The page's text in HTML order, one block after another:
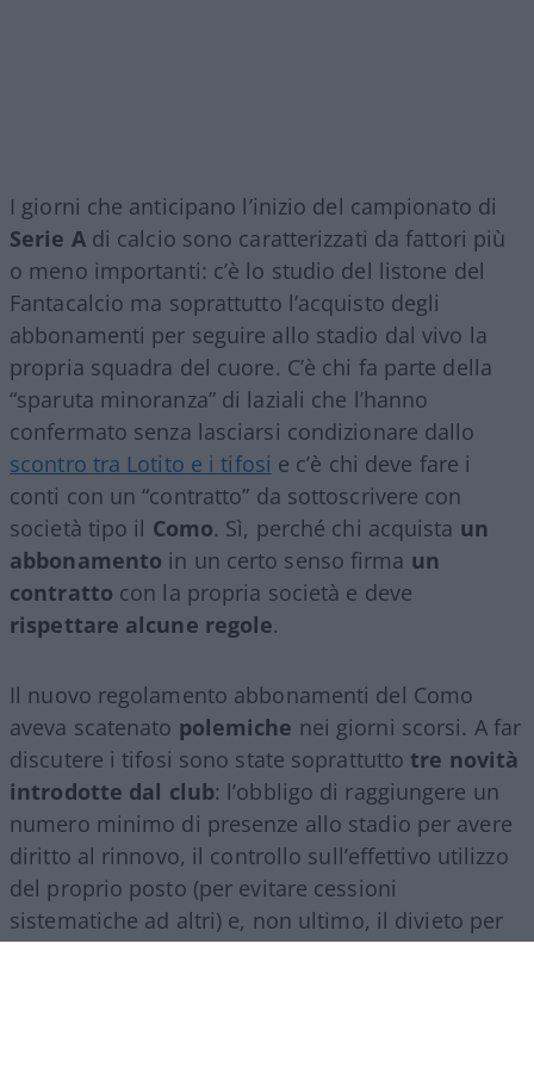
I giorni che anticipano l’inizio del campionato di
Serie Adi calcio sono caratterizzati da fattori più
o meno importanti: c’è lo studio del listone del
Fantacalcio ma soprattutto l’acquisto degli
abbonamenti per seguire allo stadio dal vivo la
propria squadra del cuore. C’è chi fa parte della
“sparuta minoranza” di laziali che l’hanno
confermato senza lasciarsi condizionare dallo
scontro tra Lotito e i tifosi e c’è chi deve fare i
conti con un “contratto” da sottoscrivere con
società tipo il Como. Sì, perché chi acquista un
abbonamento in un certo senso firma un
contratto con la propria società e deve
rispettare alcune regole.
Il nuovo regolamento abbonamenti del Como
aveva scatenato polemiche nei giorni scorsi. A far
discutere i tifosi sono state soprattutto tre novità
introdotte dal club: l’obbligo di raggiungere un
numero minimo di presenze allo stadio per avere
diritto al rinnovo, il controllo sull’effettivo utilizzo
del proprio posto (per evitare cessioni
sistematiche ad altri) e, non ultimo, il divieto per